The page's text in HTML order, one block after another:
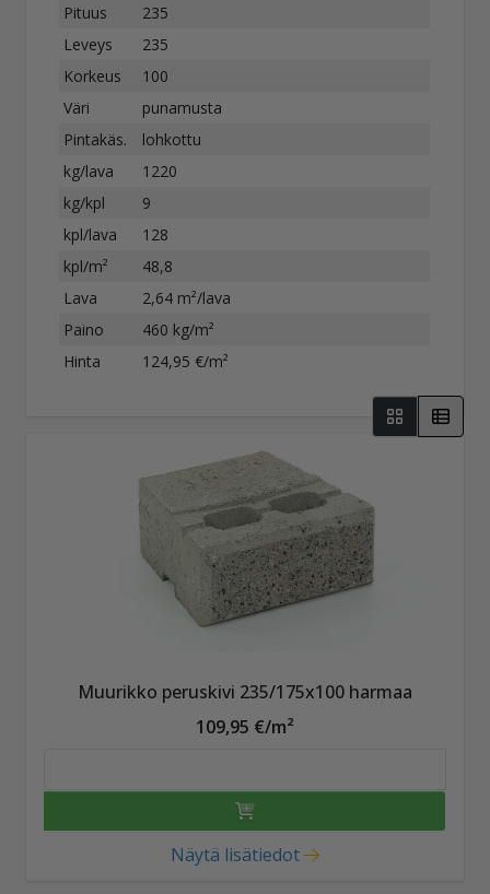
Pituus
235
Leveys
235
Korkeus
100
Väri
punamusta
Pintakäs.
lohkottu
kg/lava
1220
kg/kpl
9
kpl/lava
128
kpl/m²
48,8
Lava
2,64 m²/lava
Paino
460 kg/m²
Hinta
124,95 €/m²
Muurikko peruskivi 235/175x100 harmaa
109,95 €/m²
Näytä lisätiedot